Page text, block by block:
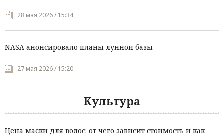
28 мая 2026 / 15:34
NASA анонсировало планы лунной базы
27 мая 2026 / 15:20
Культура
Цена маски для волос: от чего зависит стоимость и как